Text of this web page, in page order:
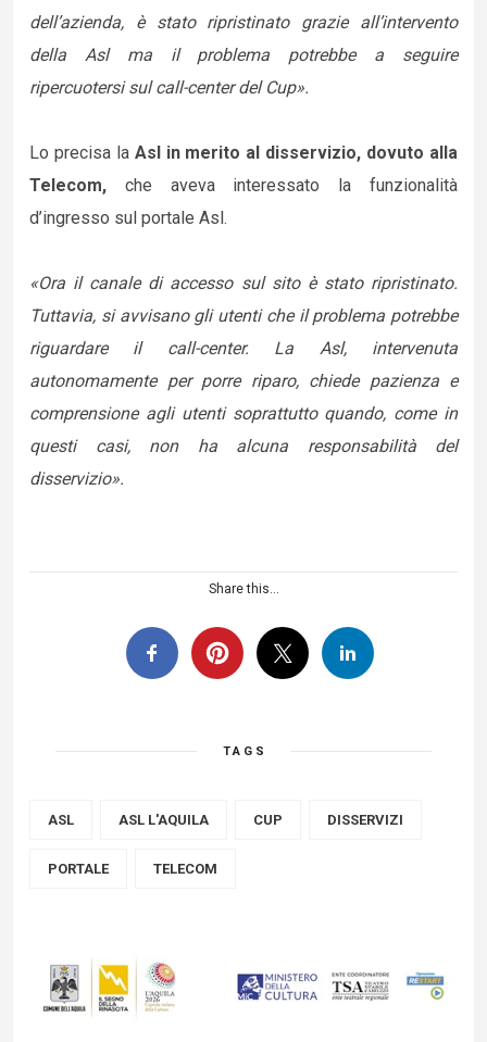
dell’azienda, è stato ripristinato grazie all’intervento
della Asl ma il problema potrebbe a seguire
ripercuotersi sul call-center del Cup».
Lo precisa la Asl in merito al disservizio, dovuto alla
Telecom, che aveva interessato la funzionalità
d’ingresso sul portale Asl.
«Ora il canale di accesso sul sito è stato ripristinato.
Tuttavia, si avvisano gli utenti che il problema potrebbe
riguardare il call-center. La Asl, intervenuta
autonomamente per porre riparo, chiede pazienza e
comprensione agli utenti soprattutto quando, come in
questi casi, non ha alcuna responsabilità del
disservizio».
Share this...
TAGS
ASL ASL L'AQUILA CUP DISSERVIZI
PORTALE TELECOM